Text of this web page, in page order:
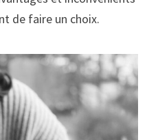
de faire un choix.